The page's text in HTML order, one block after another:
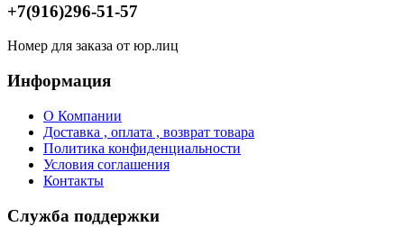
+7(916)296-51-57
Номер для заказа от юр.лиц
Информация
О Компании
Доставка , оплата , возврат товара
Политика конфиденциальности
Условия соглашения
Контакты
Служба поддержки